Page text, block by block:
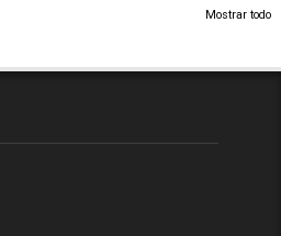
Mostrar todo